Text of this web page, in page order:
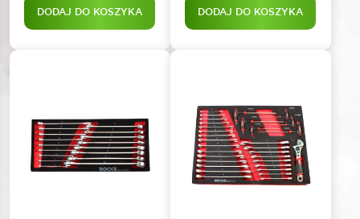
DODAJ DO KOSZYKA DODAJ DO KOSZYKA